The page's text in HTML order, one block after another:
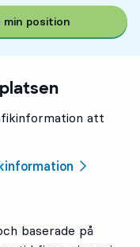
position
att
baserade på